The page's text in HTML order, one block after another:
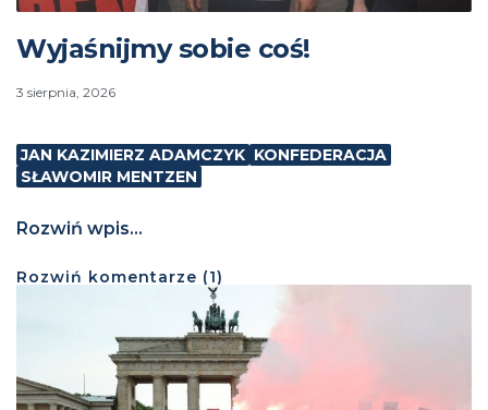
Wyjaśnijmy sobie coś!
3 sierpnia, 2026
JAN KAZIMIERZ ADAMCZYK KONFEDERACJA
SŁAWOMIR MENTZEN
Rozwiń wpis...
Rozwiń komentarze (1)